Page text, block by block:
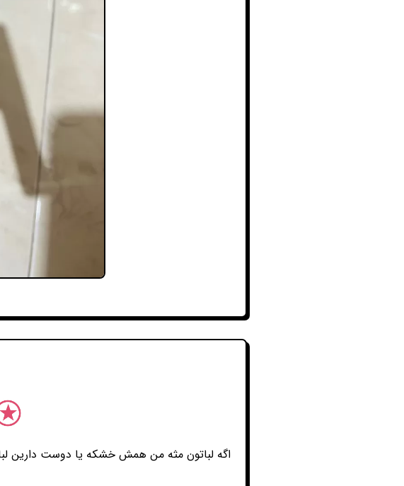
اگه لباتون مثه من همش خشکه یا دوست دارین